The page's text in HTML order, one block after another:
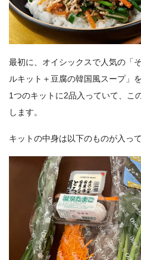
最初に、オイシックスで人気の「
ルキット＋豆腐の韓国風スープ」
1つのキットに2品入っていて、こ
します。
キットの中身は以下のものが入っ